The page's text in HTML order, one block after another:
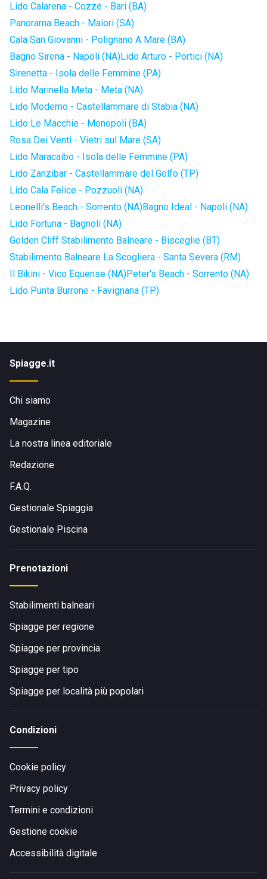
Lido Calarena - Cozze - Bari (BA)
Panorama Beach - Maiori (SA)
Cala San Giovanni - Polignano A Mare (BA)
Bagno Sirena - Napoli (NA)Lido Arturo - Portici (NA)
Sirenetta - Isola delle Femmine (PA)
Lido Marinella Meta - Meta (NA)
Lido Moderno - Castellammare di Stabia (NA)
Lido Le Macchie - Monopoli (BA)
Rosa Dei Venti - Vietri sul Mare (SA)
Lido Maracaibo - Isola delle Femmine (PA)
Lido Zanzibar - Castellammare del Golfo (TP)
Lido Cala Felice - Pozzuoli (NA)
Leonelli's Beach - Sorrento (NA)Bagno Ideal - Napoli (NA)
Lido Fortuna - Bagnoli (NA)
Golden Cliff Stabilimento Balneare - Bisceglie (BT)
Stabilimento Balneare La Scogliera - Santa Severa (RM)
Il Bikini - Vico Equense (NA)Peter's Beach - Sorrento (NA)
Lido Punta Burrone - Favignana (TP)
Spiagge.it
Chi siamo
Magazine
La nostra linea editoriale
Redazione
F.A.Q.
Gestionale Spiaggia
Gestionale Piscina
Prenotazioni
Stabilimenti balneari
Spiagge per regione
Spiagge per provincia
Spiagge per tipo
Spiagge per località più popolari
Condizioni
Cookie policy
Privacy policy
Termini e condizioni
Gestione cookie
Accessibilità digitale